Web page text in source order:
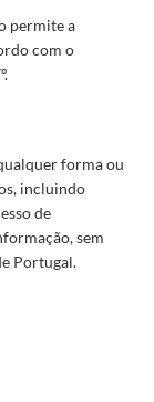
permite a
com o
forma ou
incluindo
de
sem
Portugal.